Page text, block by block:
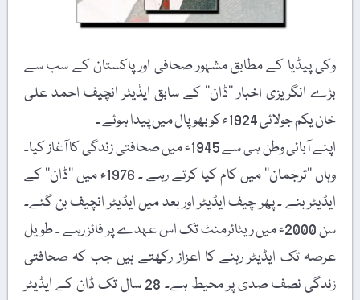
وکی پیڈیا کے مطابق مشہور صحافی اور پاکستان کے سب سے
بڑے انگریزی اخبار ’’ڈان‘‘ کے سابق ایڈیٹر انچیف احمد علی
خان یکم جولائی 1924ء کو بھوپال میں پیدا ہوئے ۔
اپنے آبائی وطن ہی سے 1945ء میں صحافتی زندگی کا آغاز کیا۔
وہاں ’’ترجمان‘‘ میں کام کیا کرتے رہے ۔ 1976ء میں ’’ڈان‘‘ کے
ایڈیٹر بنے ۔ پھر چیف ایڈیٹر اور بعد میں ایڈیٹر انچیف بن گئے۔
سن 2000ء میں ریٹائرمنٹ تک اس عہدے پر فائز رہے ۔ طویل
عرصہ تک ایڈیٹر رہنے کا اعزاز رکھتے ہیں جب کہ صحافتی
زندگی نصف صدی پر محیط ہے۔ 28 سال تک ڈان کے ایڈیٹر